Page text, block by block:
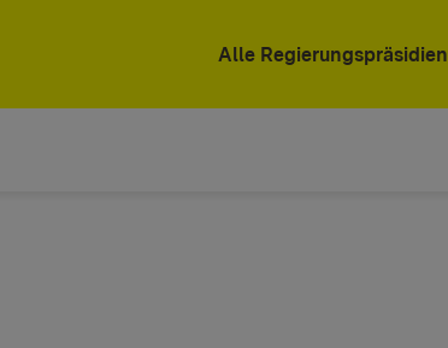
Alle Regierungspräsidien